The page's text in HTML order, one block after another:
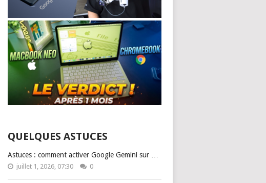
QUELQUES ASTUCES
Astuces : comment activer Google Gemini sur …
juillet 1, 2026, 07:30 0